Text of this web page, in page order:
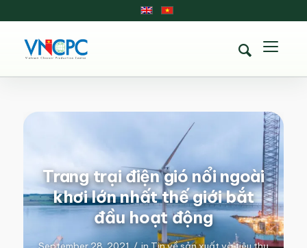
Trang trại điện gió nổi ngoài
khơi lớn nhất thế giới bắt
đầu hoạt động